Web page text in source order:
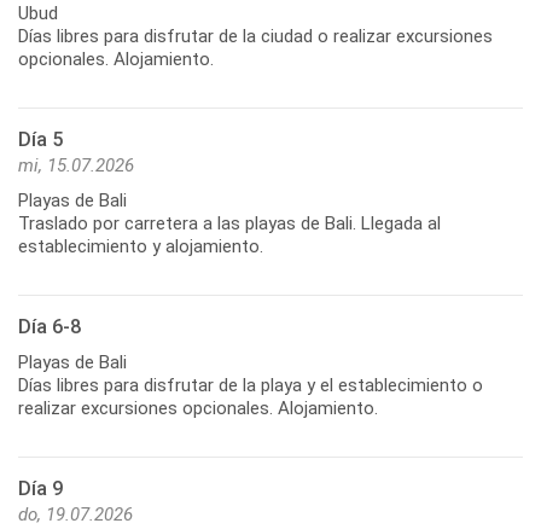
Ubud
Días libres para disfrutar de la ciudad o realizar excursiones
opcionales. Alojamiento.
Día 5
mi, 15.07.2026
Playas de Bali
Traslado por carretera a las playas de Bali. Llegada al
establecimiento y alojamiento.
Día 6-8
Playas de Bali
Días libres para disfrutar de la playa y el establecimiento o
realizar excursiones opcionales. Alojamiento.
Día 9
do, 19.07.2026